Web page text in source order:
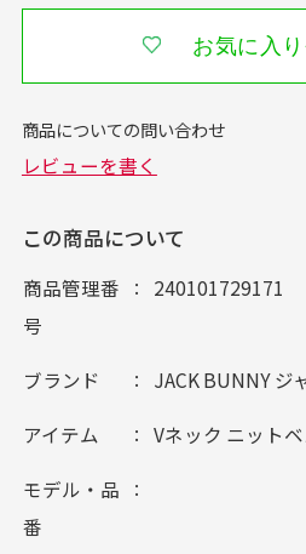
お気に入
この商品について
商品管理番
号
240101729171
ブランド JACK BUNNY ジ
アイテム Vネック ニット
モデル・品
番